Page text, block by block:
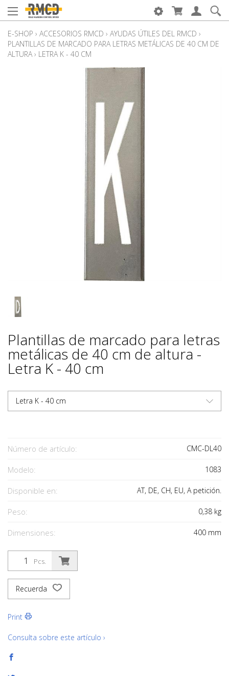
E-SHOP › ACCESORIOS RMCD › AYUDAS ÚTILES DEL RMCD ›
PLANTILLAS DE MARCADO PARA LETRAS METÁLICAS DE 40 CM DE
ALTURA › LETRA K - 40 CM
Plantillas de marcado para letras
metálicas de 40 cm de altura -
Letra K - 40 cm
Letra K - 40 cm
Número de artículo: CMC-DL40
Modelo: 1083
Disponible en: AT, DE, CH, EU, A petición.
Peso: 0,38 kg
Dimensiones: 400 mm
Pcs.
Recuerda
Print
Consulta sobre este artículo ›